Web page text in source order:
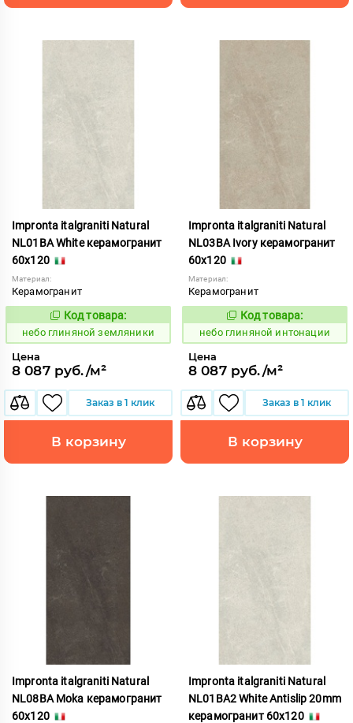
Impronta italgraniti Natural
NL01BA White керамогранит
60x120
Материал:
Керамогранит
1111531
Код товара:
небо глиняной земляники
Цена
8 087 руб./м²
Заказ в 1 клик
В корзину
Impronta italgraniti Natural
NL03BA Ivory керамогранит
60x120
Материал:
Керамогранит
1111533
Код товара:
небо глиняной интонации
Цена
8 087 руб./м²
Заказ в 1 клик
В корзину
Impronta italgraniti Natural
NL08BA Moka керамогранит
60x120
Impronta italgraniti Natural
NL01BA2 White Antislip 20mm
керамогранит 60x120